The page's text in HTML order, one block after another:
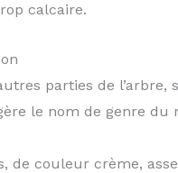
calcaire.
parties de l’arbre,
le nom de genre du
de couleur crème,